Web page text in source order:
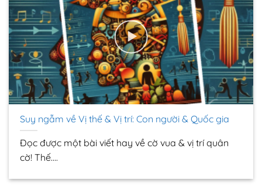
Suy ngẫm về Vị thế & Vị trí: Con người & Quốc gia
Đọc được một bài viết hay về cờ vua & vị trí quân
cờ! Thế....